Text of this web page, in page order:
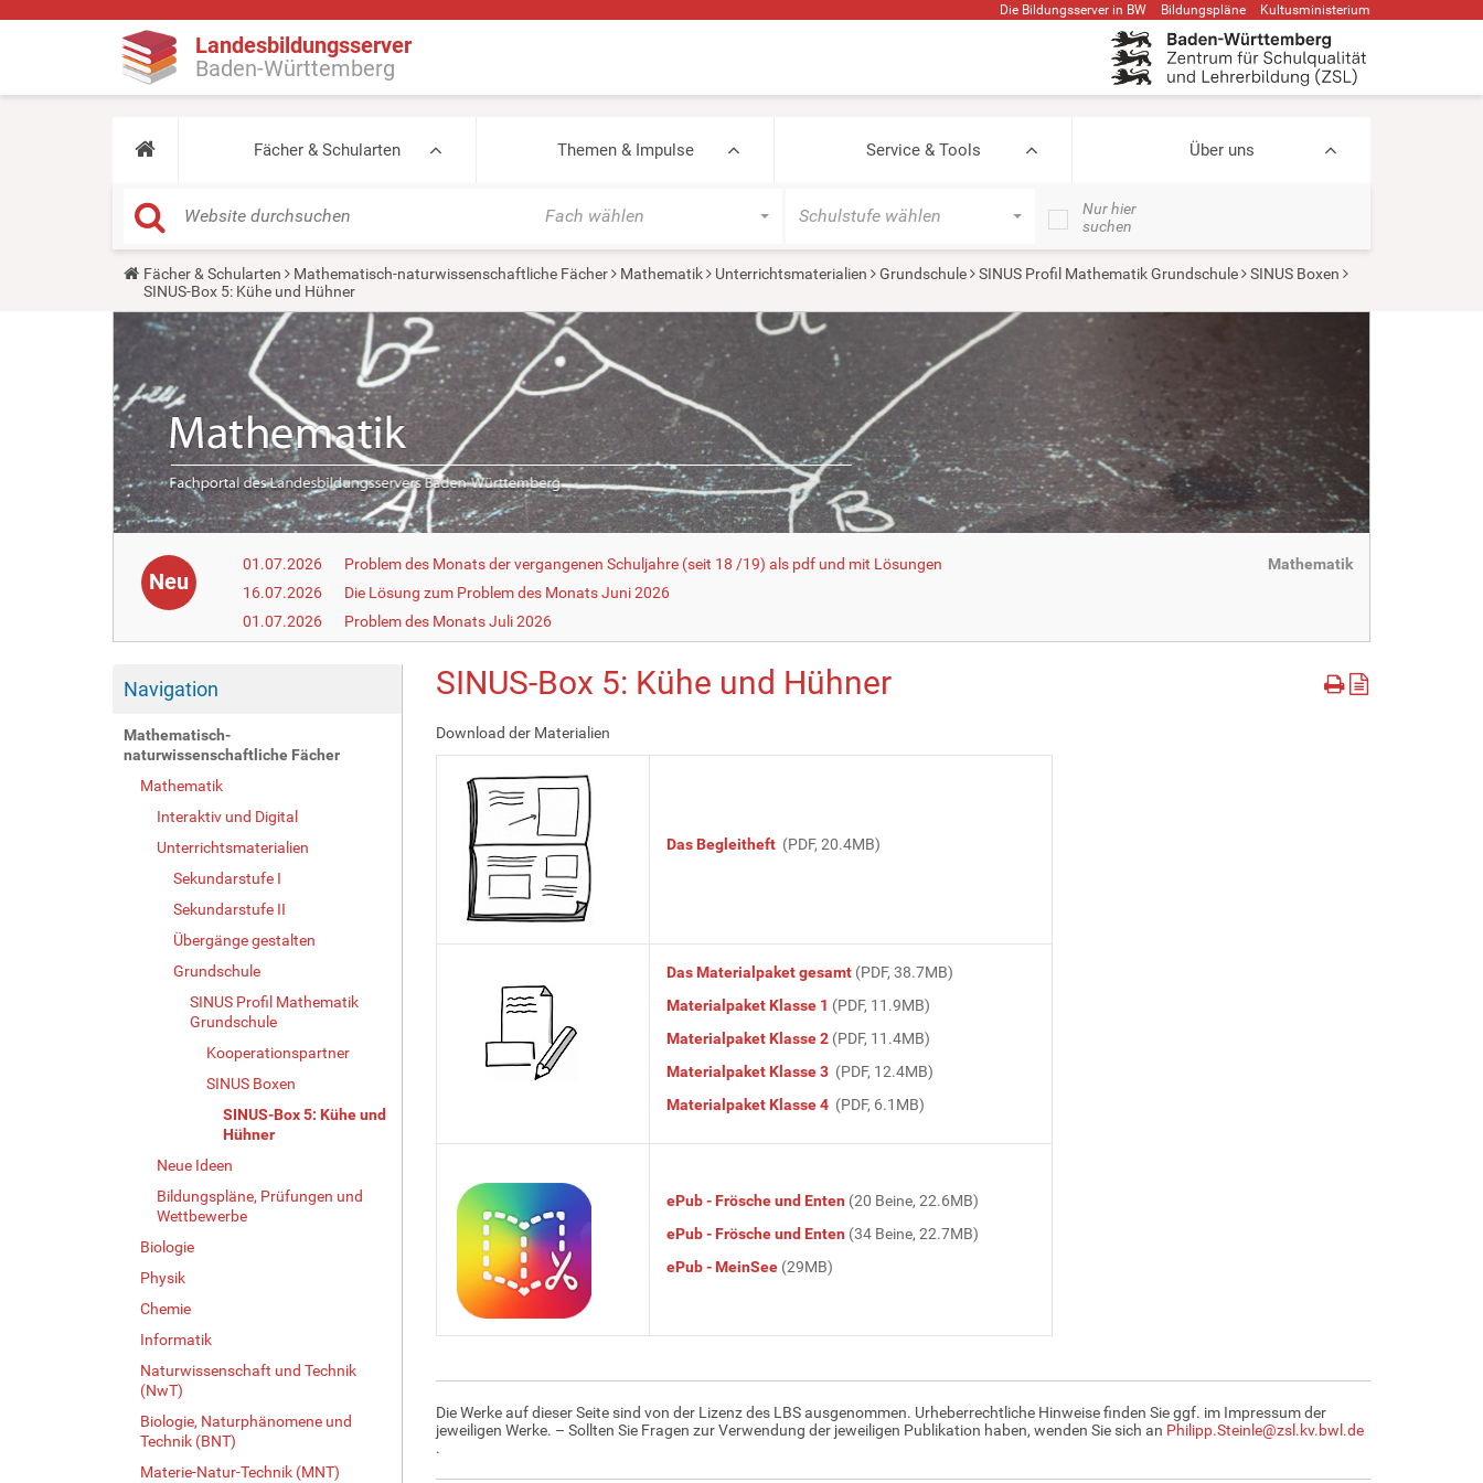
Die Bildungsserver in BW Bildungspläne Kultusministerium
Landesbildungsserver
Baden-Württemberg
Fächer & Schularten Themen & Impulse Service & Tools Über uns
Fach wählen Schulstufe wählen
Nur hier
suchen
Y
u
e
r
e
:
Fächer & Schularten Mathematisch-naturwissenschaftliche Fächer Mathematik Unterrichtsmaterialien Grundschule SINUS Profil Mathematik Grundschule
SINUS Boxen
SINUS-Box 5: Kühe und Hühner
Neu
01.07.2026
Problem des Monats der vergangenen Schuljahre (seit 18 /19) als pdf und mit Lösungen
16.07.2026
Die Lösung zum Problem des Monats Juni 2026
01.07.2026
Problem des Monats Juli 2026
Mathematik
Navigation
Mathematisch-
naturwissenschaftliche Fächer
Mathematik
Interaktiv und Digital
Unterrichtsmaterialien
Sekundarstufe I
Sekundarstufe II
Übergänge gestalten
Grundschule
SINUS Profil Mathematik
Grundschule
Kooperationspartner
SINUS Boxen
SINUS-Box 5: Kühe und
Hühner
Neue Ideen
Bildungspläne, Prüfungen und
Wettbewerbe
Biologie
Physik
Chemie
Informatik
Naturwissenschaft und Technik
(NwT)
Biologie, Naturphänomene und
Technik (BNT)
Materie-Natur-Technik (MNT)
SINUS-Box 5: Kühe und Hühner
Download der Materialien
Das Begleitheft(PDF, 20.4MB)
Das Materialpaket gesamt(PDF, 38.7MB)
Materialpaket Klasse 1 (PDF, 11.9MB)
Materialpaket Klasse 2(PDF, 11.4MB)
Materialpaket Klasse 3(PDF, 12.4MB)
Materialpaket Klasse 4(PDF, 6.1MB)
ePub - Frösche und Enten (20 Beine, 22.6MB)
ePub - Frösche und Enten (34 Beine, 22.7MB)
ePub - MeinSee(29MB)
Die Werke auf dieser Seite sind von der Lizenz des LBS ausgenommen. Urheberrechtliche Hinweise finden Sie ggf. im Impressum der
jeweiligen Werke. – Sollten Sie Fragen zur Verwendung der jeweiligen Publikation haben, wenden Sie sich an Philipp.Steinle@zsl.kv.bwl.de
.